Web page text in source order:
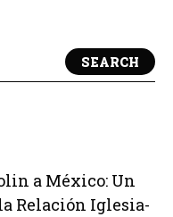
SEARCH
a México: Un
Relación Iglesia-